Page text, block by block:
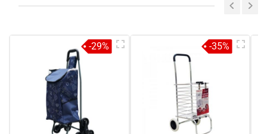
-
1
-
Chia sẻ nhận xét về sản phẩm
-29% -35%